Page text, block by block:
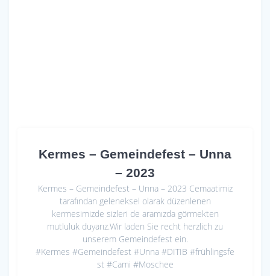
Kermes – Gemeindefest – Unna
– 2023
Kermes – Gemeindefest – Unna – 2023 Cemaatimiz
tarafından geleneksel olarak düzenlenen
kermesimizde sizleri de aramızda görmekten
mutluluk duyarız.Wir laden Sie recht herzlich zu
unserem Gemeindefest ein.
#Kermes #Gemeindefest #Unna #DITIB #frühlingsfe
st #Cami #Moschee